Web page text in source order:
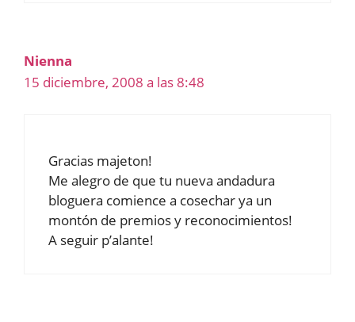
Nienna
15 diciembre, 2008 a las 8:48
Gracias majeton!
Me alegro de que tu nueva andadura
bloguera comience a cosechar ya un
montón de premios y reconocimientos!
A seguir p’alante!